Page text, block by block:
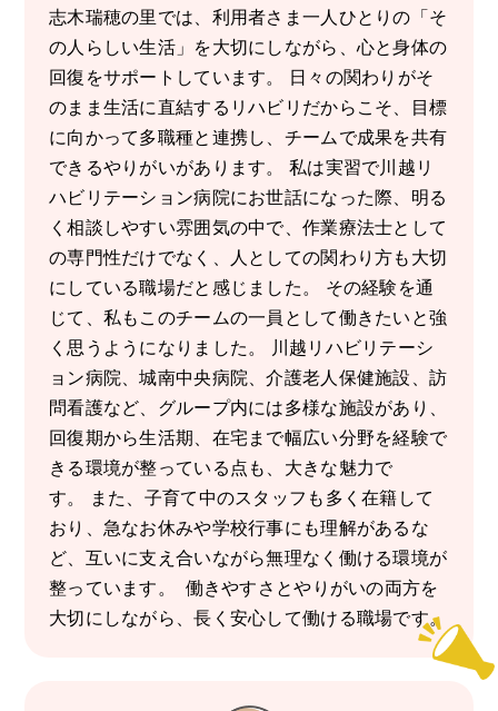
志木瑞穂の里では、利用者さま一人ひとりの「そ
の人らしい生活」を大切にしながら、心と身体の
回復をサポートしています。 日々の関わりがそ
のまま生活に直結するリハビリだからこそ、目標
に向かって多職種と連携し、チームで成果を共有
できるやりがいがあります。 私は実習で川越リ
ハビリテーション病院にお世話になった際、明る
く相談しやすい雰囲気の中で、作業療法士として
の専門性だけでなく、人としての関わり方も大切
にしている職場だと感じました。 その経験を通
じて、私もこのチームの一員として働きたいと強
く思うようになりました。 川越リハビリテーシ
ョン病院、城南中央病院、介護老人保健施設、訪
問看護など、グループ内には多様な施設があり、
回復期から生活期、在宅まで幅広い分野を経験で
きる環境が整っている点も、大きな魅力で
す。 また、子育て中のスタッフも多く在籍して
おり、急なお休みや学校行事にも理解があるな
ど、互いに支え合いながら無理なく働ける環境が
整っています。 働きやすさとやりがいの両方を
大切にしながら、長く安心して働ける職場です。